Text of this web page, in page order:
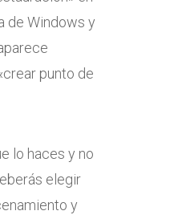
de Windows y
punto de
lo haces y no
elegir
y